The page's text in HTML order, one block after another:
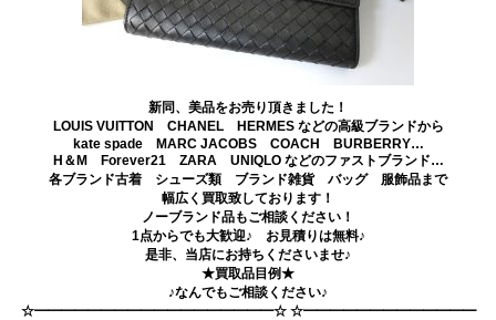
新同、美品をお売り頂きました！
LOUIS VUITTON CHANEL HERMES などの高級ブランドから
kate spade MARC JACOBS COACH BURBERRY…
H＆M Forever21 ZARA UNIQLO などのファストブランド…
各ブランド古着 シューズ類 ブランド雑貨 バッグ 服飾品まで
幅広く買取致しております！
ノーブランド品もご相談ください！
1点からでも大歓迎♪ お見積りは無料♪
是非、当店にお持ちくださいませ♪
★買取品目例★
♪なんでもご相談ください♪
☆━━━━━━━━━━━━━━━━━━☆ ☆━━━━━━━━━━━━━